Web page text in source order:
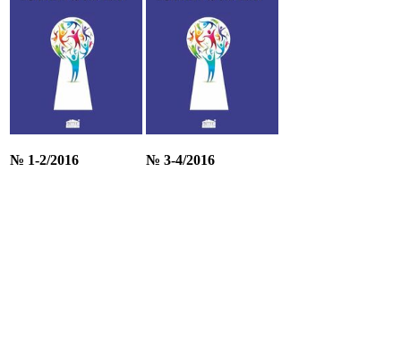
№ 1-2/2016 № 3-4/2016